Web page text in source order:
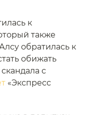
к
также
обратилась к
обижать
с
«Экспресс